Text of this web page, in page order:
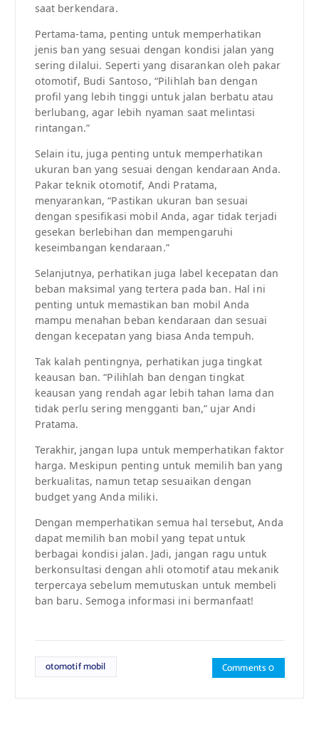
saat berkendara.
Pertama-tama, penting untuk memperhatikan
jenis ban yang sesuai dengan kondisi jalan yang
sering dilalui. Seperti yang disarankan oleh pakar
otomotif, Budi Santoso, “Pilihlah ban dengan
profil yang lebih tinggi untuk jalan berbatu atau
berlubang, agar lebih nyaman saat melintasi
rintangan.”
Selain itu, juga penting untuk memperhatikan
ukuran ban yang sesuai dengan kendaraan Anda.
Pakar teknik otomotif, Andi Pratama,
menyarankan, “Pastikan ukuran ban sesuai
dengan spesifikasi mobil Anda, agar tidak terjadi
gesekan berlebihan dan mempengaruhi
keseimbangan kendaraan.”
Selanjutnya, perhatikan juga label kecepatan dan
beban maksimal yang tertera pada ban. Hal ini
penting untuk memastikan ban mobil Anda
mampu menahan beban kendaraan dan sesuai
dengan kecepatan yang biasa Anda tempuh.
Tak kalah pentingnya, perhatikan juga tingkat
keausan ban. “Pilihlah ban dengan tingkat
keausan yang rendah agar lebih tahan lama dan
tidak perlu sering mengganti ban,” ujar Andi
Pratama.
Terakhir, jangan lupa untuk memperhatikan faktor
harga. Meskipun penting untuk memilih ban yang
berkualitas, namun tetap sesuaikan dengan
budget yang Anda miliki.
Dengan memperhatikan semua hal tersebut, Anda
dapat memilih ban mobil yang tepat untuk
berbagai kondisi jalan. Jadi, jangan ragu untuk
berkonsultasi dengan ahli otomotif atau mekanik
terpercaya sebelum memutuskan untuk membeli
ban baru. Semoga informasi ini bermanfaat!
otomotif mobil Comments 0